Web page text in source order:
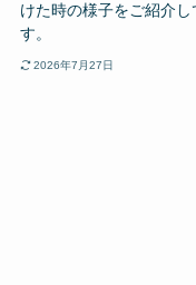
けた時の様子をご紹介し
す。
2026年7月27日